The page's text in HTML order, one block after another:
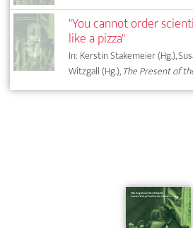
"You cannot order
like a pizza"
In: Kerstin Stakemeier (Hg.),
Witzgall (Hg.),The Present of